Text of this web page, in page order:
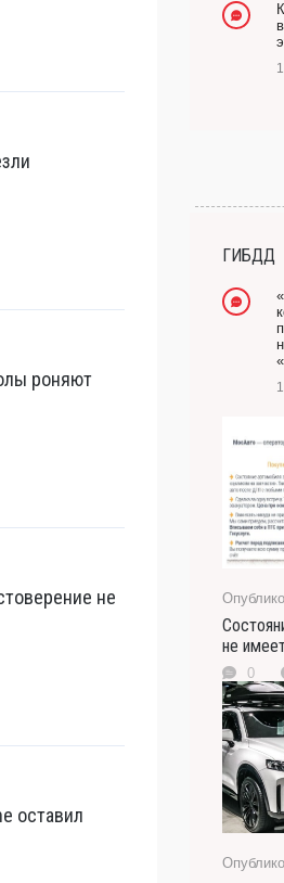
роняют
не
оставил
ГИБДД
не
0